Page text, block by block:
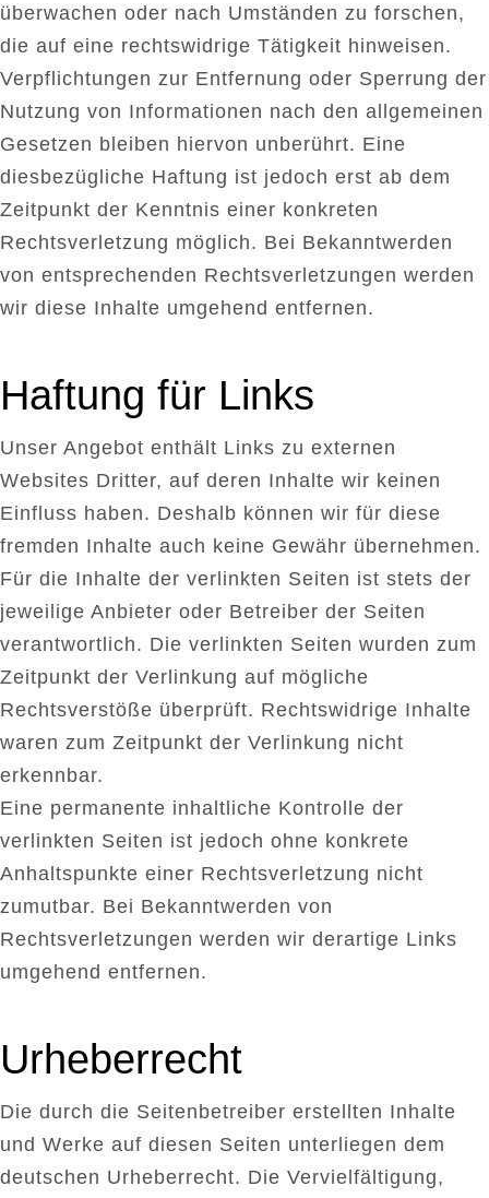
überwachen oder nach Umständen zu forschen,
die auf eine rechtswidrige Tätigkeit hinweisen.
Verpflichtungen zur Entfernung oder Sperrung der
Nutzung von Informationen nach den allgemeinen
Gesetzen bleiben hiervon unberührt. Eine
diesbezügliche Haftung ist jedoch erst ab dem
Zeitpunkt der Kenntnis einer konkreten
Rechtsverletzung möglich. Bei Bekanntwerden
von entsprechenden Rechtsverletzungen werden
wir diese Inhalte umgehend entfernen.
Haftung für Links
Unser Angebot enthält Links zu externen
Websites Dritter, auf deren Inhalte wir keinen
Einfluss haben. Deshalb können wir für diese
fremden Inhalte auch keine Gewähr übernehmen.
Für die Inhalte der verlinkten Seiten ist stets der
jeweilige Anbieter oder Betreiber der Seiten
verantwortlich. Die verlinkten Seiten wurden zum
Zeitpunkt der Verlinkung auf mögliche
Rechtsverstöße überprüft. Rechtswidrige Inhalte
waren zum Zeitpunkt der Verlinkung nicht
erkennbar.
Eine permanente inhaltliche Kontrolle der
verlinkten Seiten ist jedoch ohne konkrete
Anhaltspunkte einer Rechtsverletzung nicht
zumutbar. Bei Bekanntwerden von
Rechtsverletzungen werden wir derartige Links
umgehend entfernen.
Urheberrecht
Die durch die Seitenbetreiber erstellten Inhalte
und Werke auf diesen Seiten unterliegen dem
deutschen Urheberrecht. Die Vervielfältigung,